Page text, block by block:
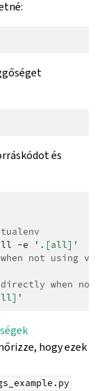
és
-e
'.[all]'
not using
when
hogy ezek